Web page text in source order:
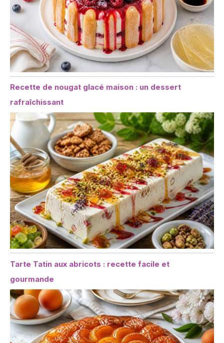
Recette de nougat glacé maison : un dessert
rafraîchissant
Tarte Tatin aux abricots : recette facile et
gourmande